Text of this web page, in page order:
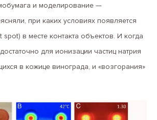
и моделирование —
при каких условиях появляется
spot) в месте контакта объектов. И когда
для ионизации частиц натрия
в кожице винограда, и «возгорания»